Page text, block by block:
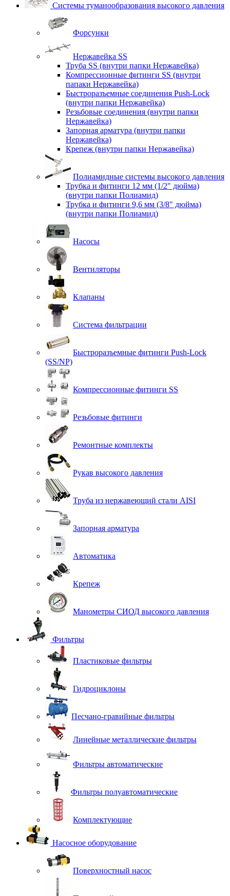
Системы туманообразования высокого давления
Форсунки
Нержавейка SS
Труба SS (внутри папки Нержавейка)
Компрессионные фитинги SS (внутри
папаки Нержавейка)
Быстроразъемные соединения Push-Lock
(внутри папки Нержавейка)
Резьбовые соединения (внутри папки
Нержавейка)
Запорная арматура (внутри папки
Нержавейка)
Крепеж (внутри папки Нержавейка)
Полиамидные системы высокого давления
Трубка и фитинги 12 мм (1/2" дюйма)
(внутри папки Полиамид)
Трубка и фитинги 9,6 мм (3/8" дюйма)
(внутри папки Полиамид)
Насосы
Вентиляторы
Клапаны
Система фильтрации
Быстроразъемные фитинги Push-Lock
(SS/NP)
Компрессионные фитинги SS
Резьбовые фитинги
Ремонтные комплекты
Рукав высокого давления
Труба из нержавеющий стали AISI
Запорная арматура
Автоматика
Крепеж
Манометры СИОД высокого давления
Фильтры
Пластиковые фильтры
Гидроциклоны
Песчано-гравийные фильтры
Линейные металлические фильтры
Фильтры автоматические
Фильтры полуавтоматические
Комплектующие
Насосное оборудование
Поверхностный насос